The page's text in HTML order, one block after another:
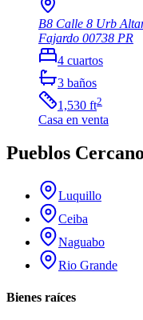
B8 Calle 8 Urb
Fajardo 00738 PR
4 cuartos
3 baños
1,530 ft2
Casa en venta
Pueblos
Luquillo
Ceiba
Naguabo
Rio Grande
Bienes raíces